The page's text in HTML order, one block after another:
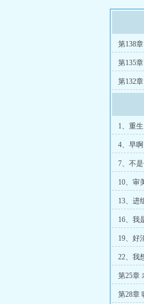
第138
第135
第132
1、重生
4、早
7、不
10、审
13、进
16、我
19、好
22、我
第25章
第28章